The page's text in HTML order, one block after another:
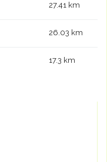
27.41 km
26.03 km
17.3 km